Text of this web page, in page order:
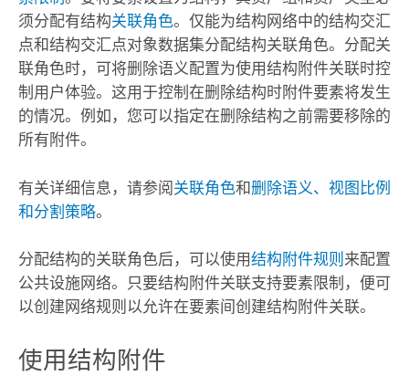
须分配有结构关联角色。仅能为结构网络中的结构交汇
点和结构交汇点对象数据集分配结构关联角色。分配关
联角色时，可将删除语义配置为使用结构附件关联时控
制用户体验。这用于控制在删除结构时附件要素将发生
的情况。例如，您可以指定在删除结构之前需要移除的
所有附件。
有关详细信息，请参阅关联角色和删除语义、视图比例
和分割策略。
分配结构的关联角色后，可以使用结构附件规则 来配置
公共设施网络。只要结构附件关联支持要素限制，便可
以创建网络规则以允许在要素间创建结构附件关联。
使用结构附件